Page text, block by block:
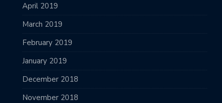
April 2019
March 2019
February 2019
January 2019
December 2018
November 2018